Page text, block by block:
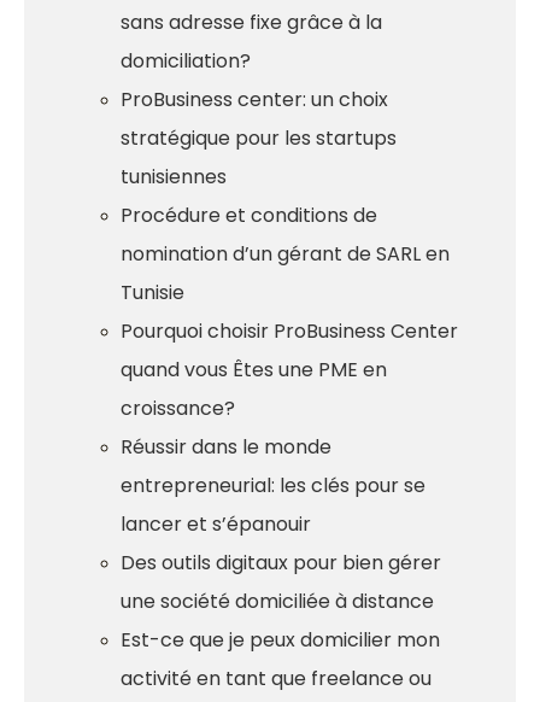
sans adresse fixe grâce à la
domiciliation?
ProBusiness center: un choix
stratégique pour les startups
tunisiennes
Procédure et conditions de
nomination d’un gérant de SARL en
Tunisie
Pourquoi choisir ProBusiness Center
quand vous Êtes une PME en
croissance?
Réussir dans le monde
entrepreneurial: les clés pour se
lancer et s’épanouir
Des outils digitaux pour bien gérer
une société domiciliée à distance
Est-ce que je peux domicilier mon
activité en tant que freelance ou